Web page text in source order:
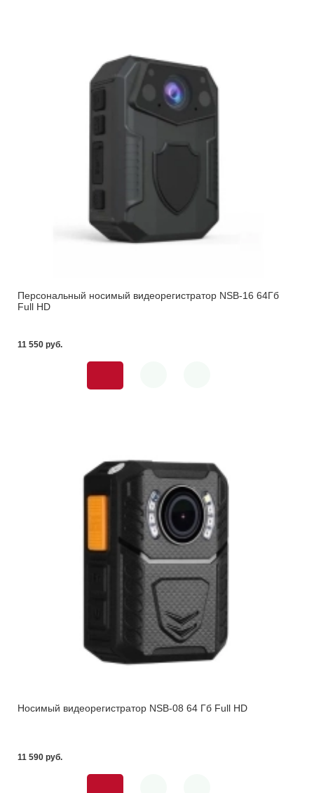
Персональный носимый видеорегистратор NSB-16 64Гб
Full HD
11 550 pуб.
Носимый видеорегистратор NSB-08 64 Гб Full HD
11 590 pуб.